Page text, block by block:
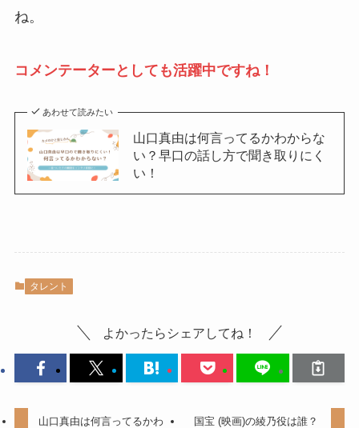
ね。
コメンテーターとしても活躍中ですね！
あわせて読みたい
山口真由は何言ってるかわからな
い？早口の話し方で聞き取りにく
い！
タレント
よかったらシェアしてね！
山口真由は何言ってるかわ
国宝 (映画)の綾乃役は誰？